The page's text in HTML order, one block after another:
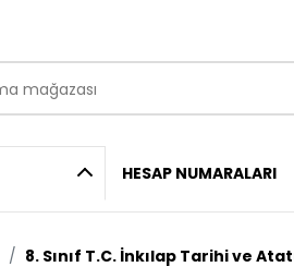
HESAP NUMARALARI
8. Sınıf T.C. İnkılap Tarihi ve